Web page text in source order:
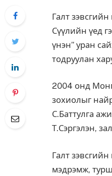
Галт
Сүүлийн үед
үнэн” уран
тодруулан
2004 онд
зохиолыг
С.Баттулга
Т.Сэргэлэн,
Галт
мэдрэмж,